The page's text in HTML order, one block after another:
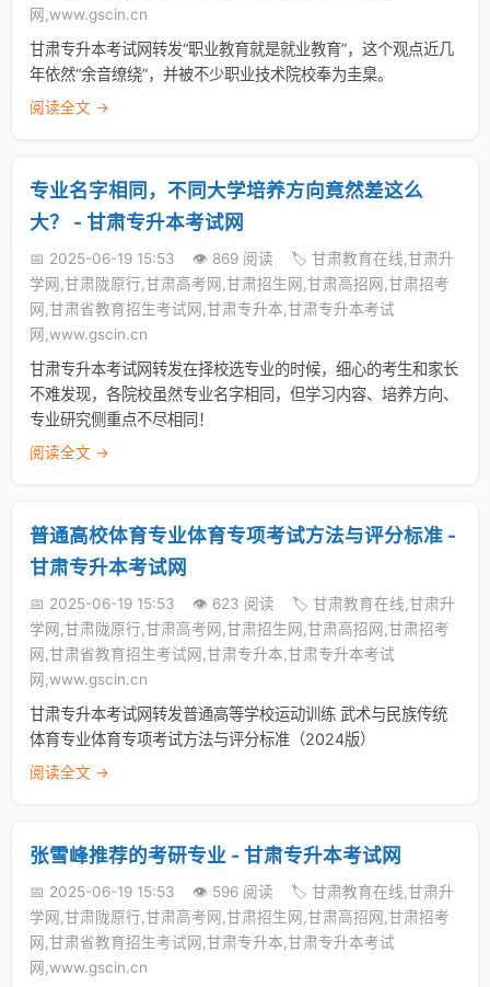
网,www.gscin.cn
甘肃专升本考试网转发“职业教育就是就业教育”，这个观点近几
年依然“余音缭绕”，并被不少职业技术院校奉为圭臬。
阅读全文 →
专业名字相同，不同大学培养方向竟然差这么
大？ - 甘肃专升本考试网
📅 2025-06-19 15:53 👁️ 869 阅读
🏷️ 甘肃教育在线,甘肃升
学网,甘肃陇原行,甘肃高考网,甘肃招生网,甘肃高招网,甘肃招考
网,甘肃省教育招生考试网,甘肃专升本,甘肃专升本考试
网,www.gscin.cn
甘肃专升本考试网转发在择校选专业的时候，细心的考生和家长
不难发现，各院校虽然专业名字相同，但学习内容、培养方向、
专业研究侧重点不尽相同！
阅读全文 →
普通高校体育专业体育专项考试方法与评分标准 -
甘肃专升本考试网
📅 2025-06-19 15:53 👁️ 623 阅读
🏷️ 甘肃教育在线,甘肃升
学网,甘肃陇原行,甘肃高考网,甘肃招生网,甘肃高招网,甘肃招考
网,甘肃省教育招生考试网,甘肃专升本,甘肃专升本考试
网,www.gscin.cn
甘肃专升本考试网转发普通高等学校运动训练 武术与民族传统
体育专业体育专项考试方法与评分标准（2024版）
阅读全文 →
张雪峰推荐的考研专业 - 甘肃专升本考试网
📅 2025-06-19 15:53 👁️ 596 阅读
🏷️ 甘肃教育在线,甘肃升
学网,甘肃陇原行,甘肃高考网,甘肃招生网,甘肃高招网,甘肃招考
网,甘肃省教育招生考试网,甘肃专升本,甘肃专升本考试
网,www.gscin.cn